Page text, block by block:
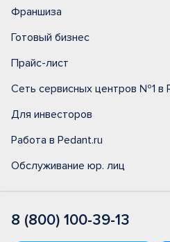
Франшиза
Готовый бизнес
Прайс-лист
Сеть сервисных центров №1 в
Для инвесторов
Работа в Pedant.ru
Обслуживание юр. лиц
8 (800) 100-39-13